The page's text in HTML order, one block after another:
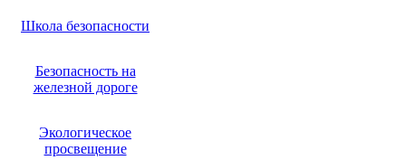
Школа безопасности
Безопасность на
железной дороге
Экологическое
просвещение